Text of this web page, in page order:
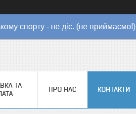
спорту - не діє. (не приймаємо!)
ТА
ПРО НАС КОНТАКТИ